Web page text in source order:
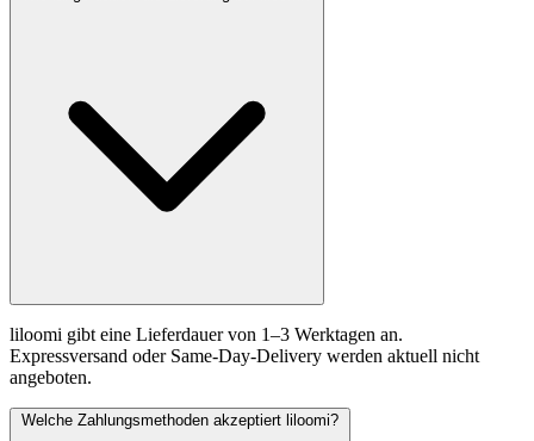
liloomi gibt eine Lieferdauer von 1–3 Werktagen an.
Expressversand oder Same-Day-Delivery werden aktuell nicht
angeboten.
Welche Zahlungsmethoden akzeptiert liloomi?